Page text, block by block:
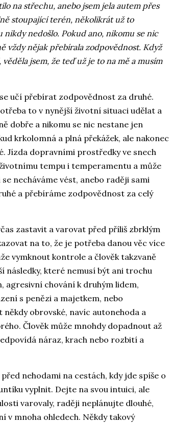
na střechu, anebo jsem jela autem přes
stoupající terén, několikrát už to
nikdy nedošlo. Pokud ano, nikomu se nic
vždy nějak přebírala zodpovědnost. Když
jsem, že teď už je to na mě a musím
učí přebírat zodpovědnost za druhé.
to v nynější životní situaci udělat a
dobře a nikomu se nic nestane jen
krkolomná a plná překážek, ale nakonec
Jízda dopravními prostředky ve snech
tempu i temperamentu a může
necháváme vést, anebo raději sami
a přebíráme zodpovědnost za celý
zastavit a varovat před příliš zbrklým
na to, že je potřeba danou věc více
vymknout kontrole a člověk takzvaně
které nemusí být ani trochu
agresivní chování k druhým lidem,
s penězi a majetkem, nebo
obrovské, navíc autonehoda a
Člověk může mnohdy dopadnout až
náraz, krach nebo rozbití a
nehodami na cestách, kdy jde spíše o
vyplnit. Dejte na svou intuici, ale
varovaly, raději neplánujte dlouhé,
v mnoha ohledech. Někdy takový